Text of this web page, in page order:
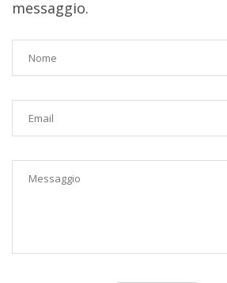
messaggio.